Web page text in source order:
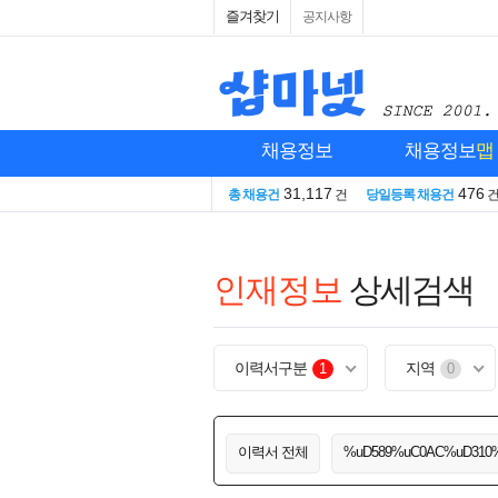
즐겨찾기 공지사항
채용정보 채용정보맵
총 채용건 31,117 건 당일등록 채용건 476 건
인재정보 상세검색
이력서구분 1 지역 0
이력서 전체